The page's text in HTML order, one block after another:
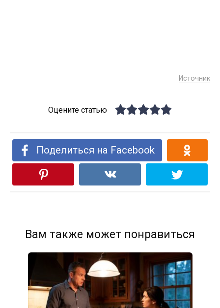
Источник
Оцените статью
Поделиться на Facebook
Вам также может понравиться